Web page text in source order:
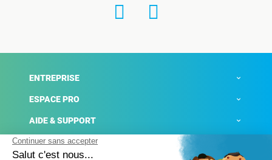
ENTREPRISE
ESPACE PRO
AIDE & SUPPORT
ACTUALITÉS